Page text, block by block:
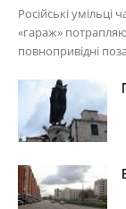
Російські умільці
«гараж»
повнопривідні